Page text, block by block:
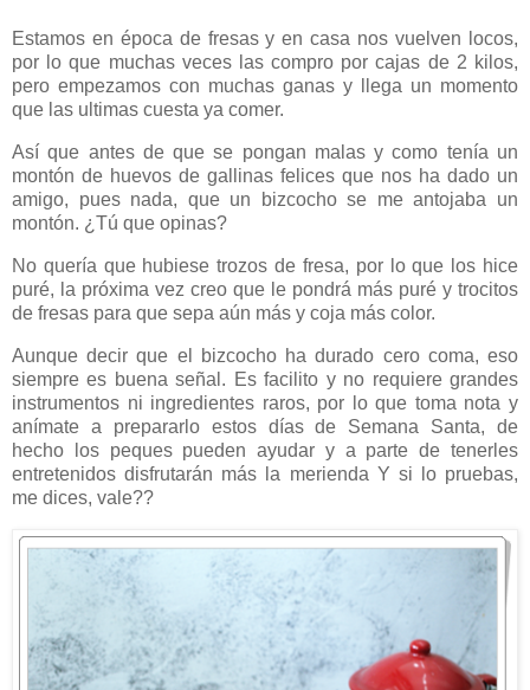
Estamos en época de fresas y en casa nos vuelven locos,
por lo que muchas veces las compro por cajas de 2 kilos,
pero empezamos con muchas ganas y llega un momento
que las ultimas cuesta ya comer.
Así que antes de que se pongan malas y como tenía un
montón de huevos de gallinas felices que nos ha dado un
amigo, pues nada, que un bizcocho se me antojaba un
montón. ¿Tú que opinas?
No quería que hubiese trozos de fresa, por lo que los hice
puré, la próxima vez creo que le pondrá más puré y trocitos
de fresas para que sepa aún más y coja más color.
Aunque decir que el bizcocho ha durado cero coma, eso
siempre es buena señal. Es facilito y no requiere grandes
instrumentos ni ingredientes raros, por lo que toma nota y
anímate a prepararlo estos días de Semana Santa, de
hecho los peques pueden ayudar y a parte de tenerles
entretenidos disfrutarán más la merienda Y si lo pruebas,
me dices, vale??